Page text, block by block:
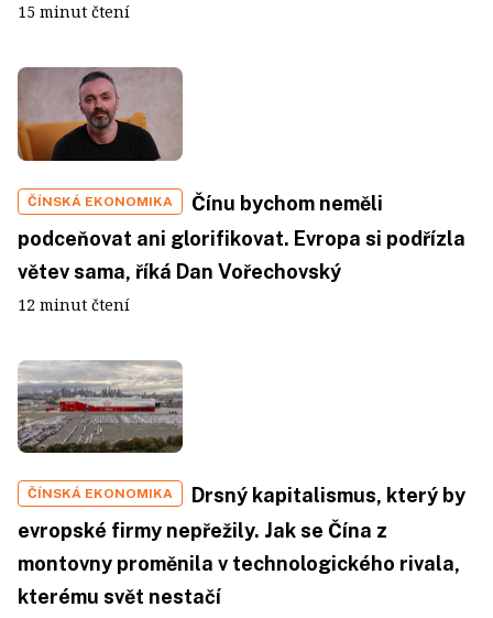
15 minut čtení
ČÍNSKÁ EKONOMIKA
Čínu bychom neměli
podceňovat ani glorifikovat. Evropa si podřízla
větev sama, říká Dan Vořechovský
12 minut čtení
ČÍNSKÁ EKONOMIKA
Drsný kapitalismus, který by
evropské firmy nepřežily. Jak se Čína z
montovny proměnila v technologického rivala,
kterému svět nestačí